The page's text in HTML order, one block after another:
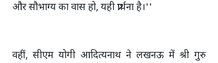
और सौभाग्य का वास हो, यही प्रार्थना है।''
वहीं, सीएम योगी आदित्यनाथ ने लखनऊ में श्री गुरु